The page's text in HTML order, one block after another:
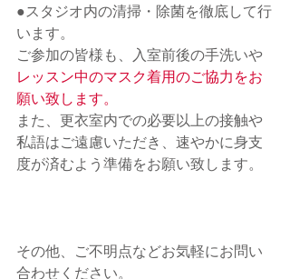
●スタジオ内の清掃・除菌を徹底して行
います。
ご参加の皆様も、入室前後の手洗いや
レッスン中のマスク着用のご協力をお
願い致します。
また、 更衣室内での必要以上の接触や
私語はご遠慮いただき、速やかに身支
度が済むよう準備をお願い致します。
その他、ご不明点などお気軽にお問い
合わせください。